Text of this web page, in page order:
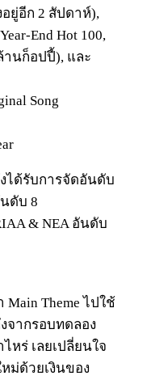
ยู่อีก 2 สัปดาห์),
End Hot 100,
านก็อปปี้), และ
Song
ได้รับการจัดอันดับ
นดับ 8
& NEA อันดับ
Theme ไปใช้
จากรอบทดลอง
หร่ เลยเปลี่ยนใจ
ม่ด้วยเงินของ